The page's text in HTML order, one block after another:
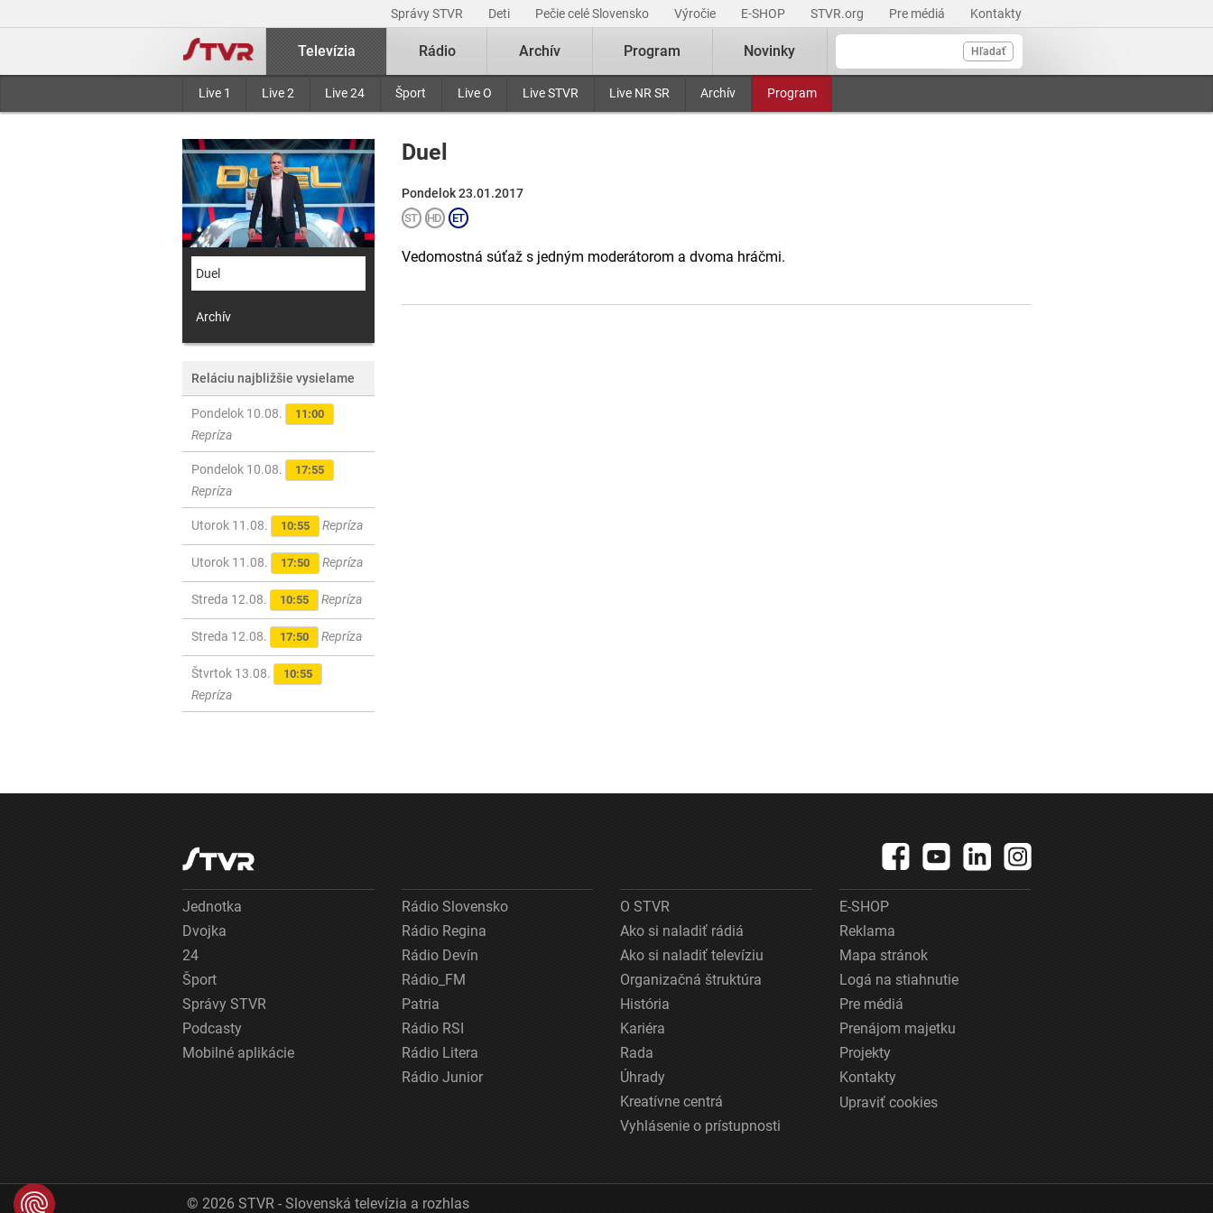
Správy STVR Deti Pečie celé Slovensko Výročie E-SHOP STVR.org Pre médiá Kontakty
Hľadať
Televízia
Live 1 Live 2 Live 24 Šport Live O Live STVR Live NR SR Archív Program
Rádio Archív Program Novinky
Duel
Archív
Reláciu najbližšie vysielame
Pondelok 10.08. 11:00
Repríza
Pondelok 10.08. 17:55
Repríza
Utorok 11.08. 10:55 Repríza
Utorok 11.08. 17:50 Repríza
Streda 12.08. 10:55 Repríza
Streda 12.08. 17:50 Repríza
Štvrtok 13.08. 10:55
Repríza
Duel
Pondelok 23.01.2017
Vedomostná súťaž s jedným moderátorom a dvoma hráčmi.
Jednotka
Dvojka
24
Šport
Správy STVR
Podcasty
Mobilné aplikácie
Rádio Slovensko
Rádio Regina
Rádio Devín
Rádio_FM
Patria
Rádio RSI
Rádio Litera
Rádio Junior
O STVR
Ako si naladiť rádiá
Ako si naladiť televíziu
Organizačná štruktúra
História
Kariéra
Rada
Úhrady
Kreatívne centrá
Vyhlásenie o prístupnosti
E-SHOP
Reklama
Mapa stránok
Logá na stiahnutie
Pre médiá
Prenájom majetku
Projekty
Kontakty
Upraviť cookies
© 2026 STVR - Slovenská televízia a rozhlas